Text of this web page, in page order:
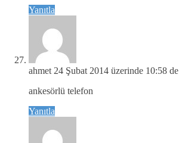
Yanıtla
ahmet 24 Şubat 2014 üzerinde 10:58 de
ankesörlü telefon
Yanıtla